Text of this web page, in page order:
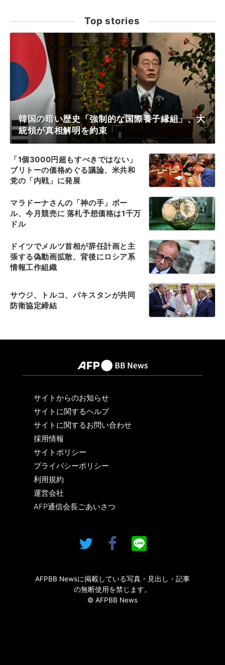
Top stories
韓国の暗い歴史「強制的な国際養子縁組」、大
統領が真相解明を約束
「1個3000円超もすべきではない」
ブリトーの価格めぐる議論、米共和
党の「内戦」に発展
マラドーナさんの「神の手」ボー
ル、今月競売に 落札予想価格は1千万
ドル
ドイツでメルツ首相が辞任計画と主
張する偽動画拡散、背後にロシア系
情報工作組織
サウジ、トルコ、パキスタンが共同
防衛協定締結
サイトからのお知らせ
サイトに関するヘルプ
サイトに関するお問い合わせ
採用情報
サイトポリシー
プライバシーポリシー
利用規約
運営会社
AFP通信会長ごあいさつ
AFPBB Newsに掲載している写真・見出し・記事
の無断使用を禁じます。
© AFPBB News